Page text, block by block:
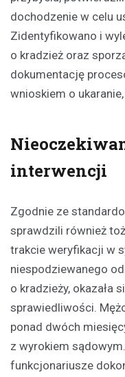
dochodzenie w celu
Zidentyfikowano i
o kradzież oraz
dokumentację
wnioskiem o
interwencji
Zgodnie ze
sprawdzili również
trakcie weryfikacji w
niespodziewanego
o kradzieży, okazała
sprawiedliwości.
ponad dwóch
z wyrokiem
funkcjonariusze